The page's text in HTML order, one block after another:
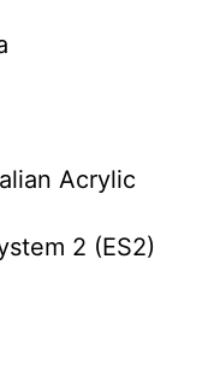
Acrylic
2 (ES2)